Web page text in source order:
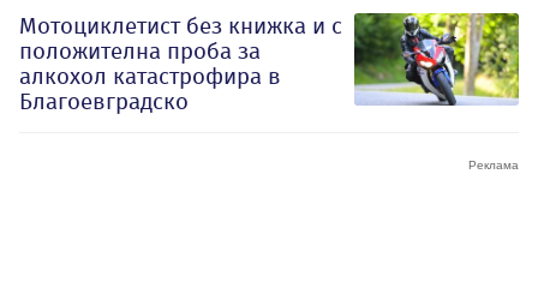
Мотоциклетист без книжка и с
положителна проба за
алкохол катастрофира в
Благоевградско